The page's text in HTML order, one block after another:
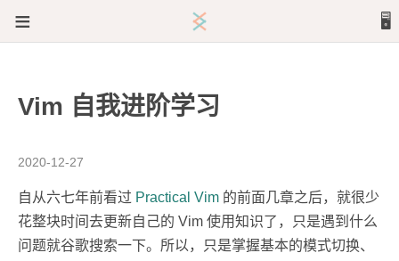
≡
关于
🖥️
Vim 自我进阶学习
2020-12-27
自从六七年前看过 Practical Vim 的前面几章之后，就很少
花整块时间去更新自己的 Vim 使用知识了，只是遇到什么
问题就谷歌搜索一下。所以，只是掌握基本的模式切换、